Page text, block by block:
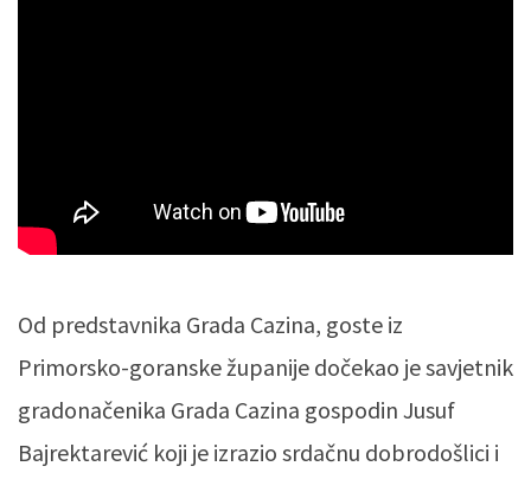
Od predstavnika Grada Cazina, goste iz
Primorsko-goranske županije dočekao je savjetnik
gradonačenika Grada Cazina gospodin Jusuf
Bajrektarević koji je izrazio srdačnu dobrodošlici i